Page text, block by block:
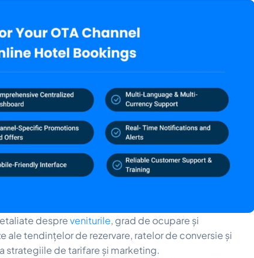
despreveniturile, grad de ocupare și
ale tendințelor de rezervare, ratelor de conversie și
strategiile de tarifare și marketing.